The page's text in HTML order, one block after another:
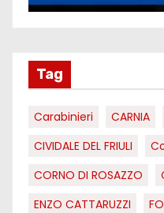
Tag
Carabinieri CARNIA
CIVIDALE DEL FRIULI
CORNO DI ROSAZZO
ENZO CATTARUZZI